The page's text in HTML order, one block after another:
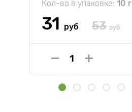
Кол-во в упаковке: 10 г
31 руб 53 руб